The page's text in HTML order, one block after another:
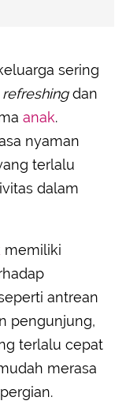
sering
refreshingdan
anak.
nyaman
terlalu
dalam
memiliki
antrean
pengunjung,
terlalu cepat
merasa